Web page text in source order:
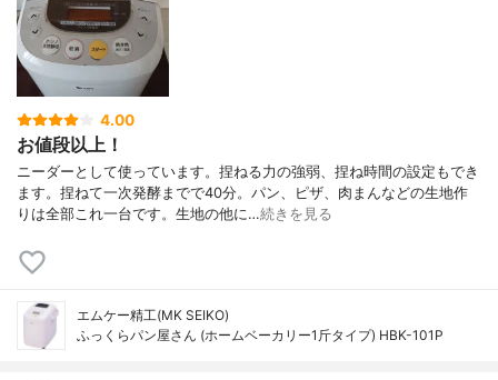
4.00
お値段以上！
ニーダーとして使っています。捏ねる力の強弱、捏ね時間の設定もでき
ます。捏ねて一次発酵までで40分。パン、ピザ、肉まんなどの生地作
りは全部これ一台です。生地の他に…続きを見る
エムケー精工(MK SEIKO)
ふっくらパン屋さん (ホームベーカリー1斤タイプ) HBK-101P